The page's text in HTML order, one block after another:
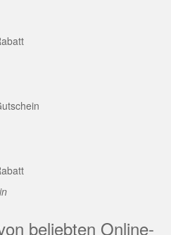
beliebten Online-